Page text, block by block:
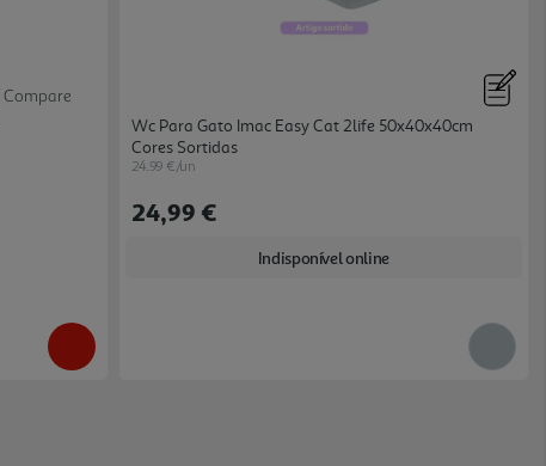
Compare
Wc Para Gato Imac Easy Cat 2life 50x40x40cm
Cores Sortidas
24.99 €/un
24,99 €
Indisponível online